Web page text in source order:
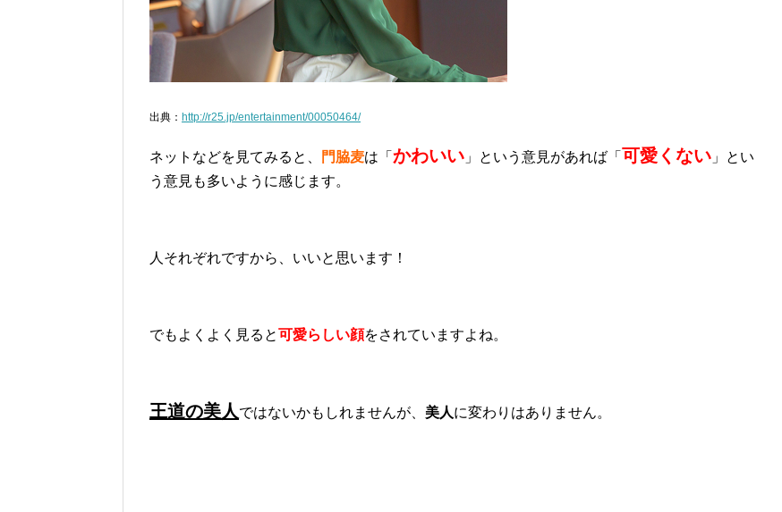
出典： http://r25.jp/entertainment/00050464/
ネットなどを見てみると、 門脇麦は「 かわいい 」という意見があれば「 可愛くない 」とい
う意見も多いように感じます。
人それぞれですから、いいと思います！
でもよくよく見ると可愛らしい顔をされていますよね。
王道の美人 ではないかもしれませんが、 美人に変わりはありません。